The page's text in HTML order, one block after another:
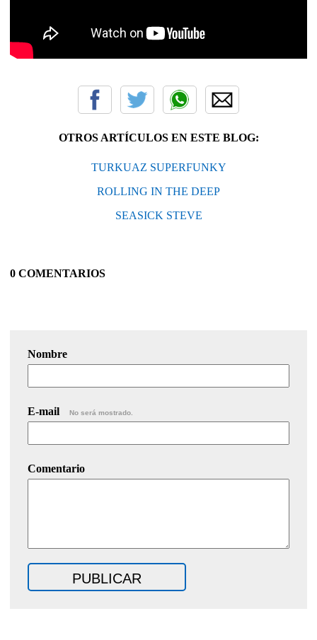
OTROS ARTÍCULOS EN ESTE BLOG:
TURKUAZ SUPERFUNKY
ROLLING IN THE DEEP
SEASICK STEVE
0 COMENTARIOS
Nombre
E-mail No será mostrado.
Comentario